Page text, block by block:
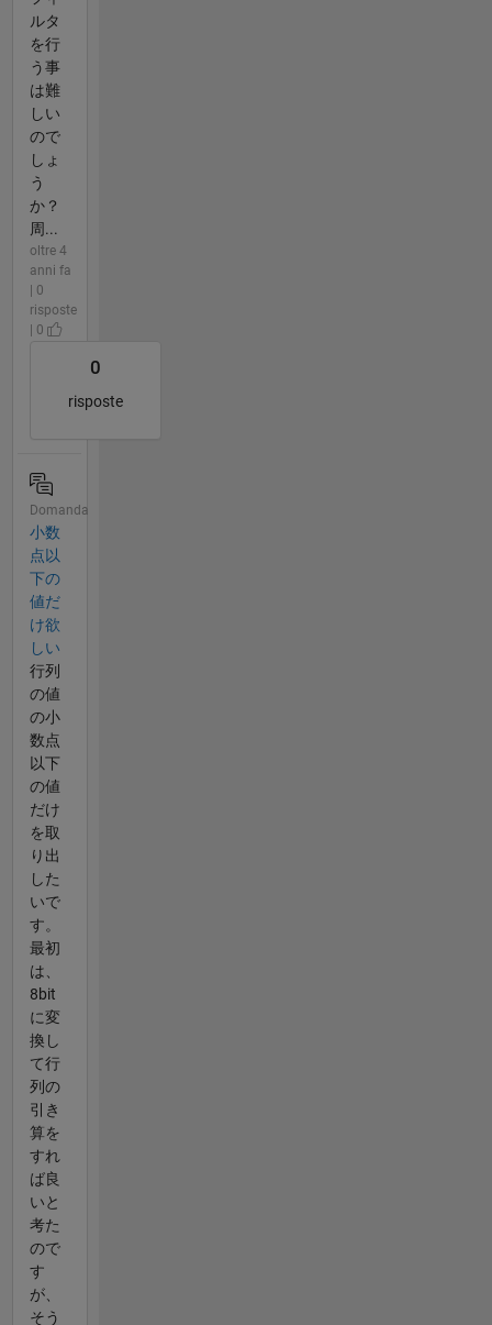
ルタ
を行
う事
は難
しい
ので
しょ
う
か？
周...
oltre 4
anni fa
| 0
risposte
| 0
0
risposte
Domanda
小数
点以
下の
値だ
け欲
しい
行列
の値
の小
数点
以下
の値
だけ
を取
り出
した
いで
す。
最初
は、
8bit
に変
換し
て行
列の
引き
算を
すれ
ば良
いと
考た
ので
す
が、
そう